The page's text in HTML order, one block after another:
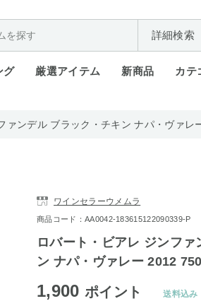
詳細検索
グ 厳選アイテム 新商品 カテ
ァンデル ブラック・チキン ナパ・ヴァレ
ワインセラーウメムラ
商品コード：AA0042-183615122090339-P
ロバート・ビアレ ジンフ
ン ナパ・ヴァレー 2012
1,900 ポイント 送料込み